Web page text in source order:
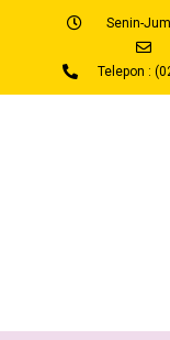
Senin-
Telepon :